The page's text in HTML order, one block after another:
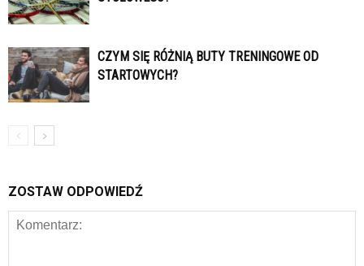
CZYM SIĘ RÓŻNIĄ BUTY TRENINGOWE OD
STARTOWYCH?
ZOSTAW ODPOWIEDŹ